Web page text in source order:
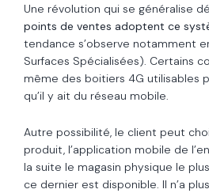
Une révolution qui se généralise
points de ventes adoptent ce
tendance s’observe notamment
Surfaces Spécialisées). Certains
même des boitiers 4G utilisables
qu’il y ait du réseau mobile.
Autre possibilité, le client peut
produit, l’application mobile de
la suite le magasin physique le
ce dernier est disponible. Il n’a